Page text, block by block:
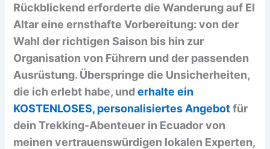
Rückblickend erforderte die Wanderung auf El
Altar eine ernsthafte Vorbereitung: von der
Wahl der richtigen Saison bis hin zur
Organisation von Führern und der passenden
Ausrüstung. Überspringe die Unsicherheiten,
die ich erlebt habe, underhalte ein
KOSTENLOSES, personalisiertes Angebotfür
dein Trekking-Abenteuer in Ecuador von
meinen vertrauenswürdigen lokalen Experten,